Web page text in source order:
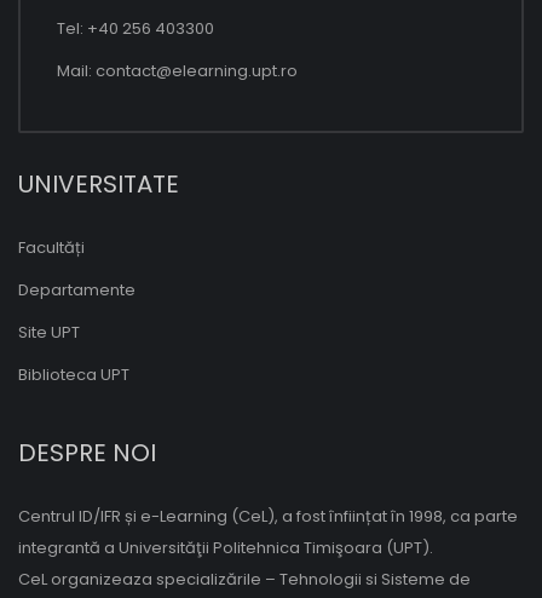
Tel: +40 256 403300
Mail: contact@elearning.upt.ro
UNIVERSITATE
Facultăți
Departamente
Site UPT
Biblioteca UPT
DESPRE NOI
Centrul ID/IFR și e-Learning (CeL), a fost înființat în 1998, ca parte
integrantă a Universităţii Politehnica Timişoara (UPT).
CeL organizeaza specializările – Tehnologii si Sisteme de